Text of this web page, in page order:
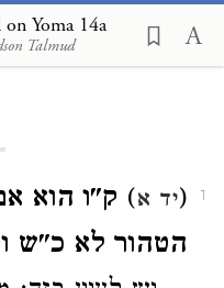
Yoma 14a
Talmud
1
(יד א) ק"ו הוא
הטהור לא כ"ש